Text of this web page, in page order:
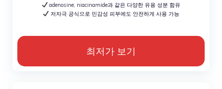
adenosine, niacinamide과 같은 다양한 유용 성분 함유
저자극 공식으로 민감성 피부에도 안전하게 사용 가능
최저가 보기